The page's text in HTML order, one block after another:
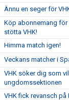
Ännu en seger för
Köp abonnemang för
stötta VHK!
Himma match igen!
Veckans matcher i
VHK söker dig som
ungdomssektionen
VHK fick revansch på